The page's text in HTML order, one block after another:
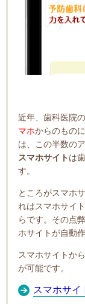
近年、歯科医院
マホからのもの
は、この半数の
スマホサイトは
す。
ところがスマホ
れはスマホサイ
らです。その点
ホサイトが自動
スマホサイトか
が可能です。
スマホサイ